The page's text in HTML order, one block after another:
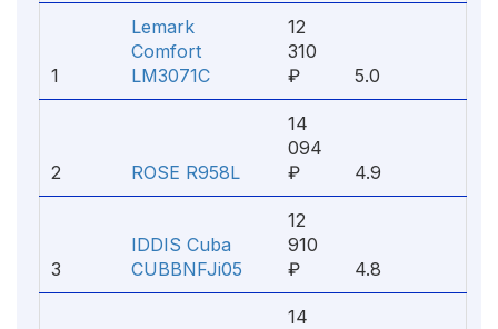
1
Lemark
Comfort
LM3071C
12
310
₽
5.0
2 ROSE R958L
14
094
₽
4.9
3
IDDIS Cuba
CUBBNFJi05
12
910
₽
4.8
14